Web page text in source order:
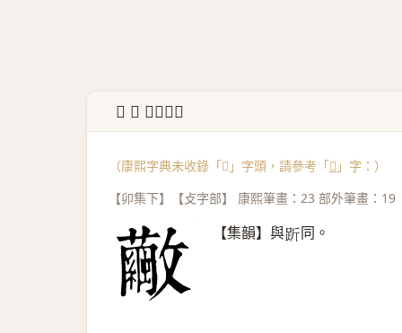
↳ 𣀸 康熙字典
（康熙字典未收錄「𣀺」字頭，請參考「𣀸 」字：）
【卯集下】【攴字部】 康熙筆畫：23 部外筆畫：19
【集韻】與𧿧 同。